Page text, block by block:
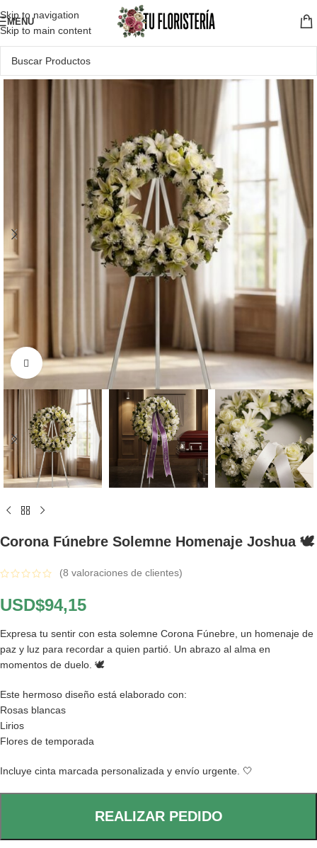
Skip to navigation
Skip to main content
MENU
Click to enlarge
Corona Fúnebre Solemne Homenaje Joshua 🕊️
(8 valoraciones de clientes)
USD$94,15
Expresa tu sentir con esta solemne Corona Fúnebre, un homenaje de
paz y luz para recordar a quien partió. Un abrazo al alma en
momentos de duelo. 🕊️
Este hermoso diseño está elaborado con:
Rosas blancas
Lirios
Flores de temporada
Incluye cinta marcada personalizada y envío urgente. 🤍
REALIZAR PEDIDO